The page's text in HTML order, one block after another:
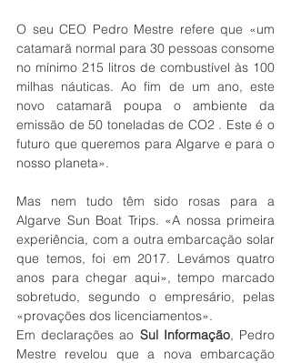
O seu CEO Pedro Mestre refere que «um
catamarã normal para 30 pessoas consome
no mínimo 215 litros de combustível às 100
milhas náuticas. Ao fim de um ano, este
novo catamarã poupa o ambiente da
emissão de 50 toneladas de CO2 . Este é o
futuro que queremos para Algarve e para o
nosso planeta».
Mas nem tudo têm sido rosas para a
Algarve Sun Boat Trips. «A nossa primeira
experiência, com a outra embarcação solar
que temos, foi em 2017. Levámos quatro
anos para chegar aqui», tempo marcado
sobretudo, segundo o empresário, pelas
«provações dos licenciamentos».
Em declarações ao Sul Informação, Pedro
Mestre revelou que a nova embarcação